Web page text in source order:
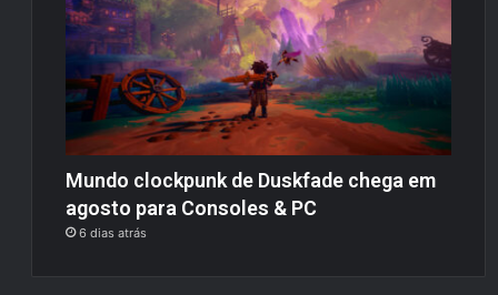
Mundo clockpunk de Duskfade chega em
agosto para Consoles & PC
6 dias atrás